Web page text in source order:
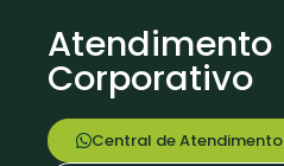
Atendimento
Corporativo
Central de Atendimento